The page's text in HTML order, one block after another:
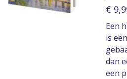
€
Een
is
dan
een